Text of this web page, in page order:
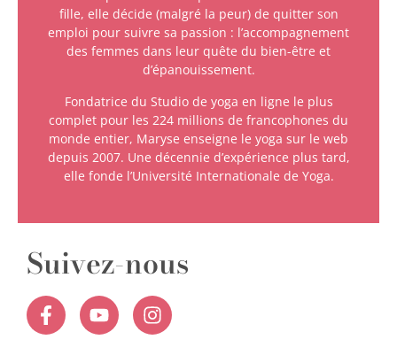
fille, elle décide (malgré la peur) de quitter son
emploi pour suivre sa passion : l’accompagnement
des femmes dans leur quête du bien-être et
d’épanouissement.
Fondatrice du Studio de yoga en ligne le plus
complet pour les 224 millions de francophones du
monde entier, Maryse enseigne le yoga sur le web
depuis 2007. Une décennie d’expérience plus tard,
elle fonde l’Université Internationale de Yoga.
Suivez-nous